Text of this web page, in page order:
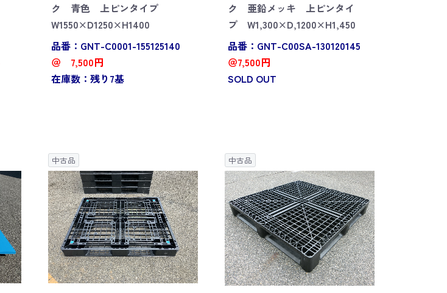
ク 青色 上ピンタイプ
W1550×D1250×H1400
品番：GNT-C0001-155125140
＠ 7,500円
在庫数：残り7基
ク 亜鉛メッキ 上ピンタイ
プ W1,300×D,1200×H1,450
品番：GNT-C00SA-130120145
＠7,500円
SOLD OUT
中古品 中古品